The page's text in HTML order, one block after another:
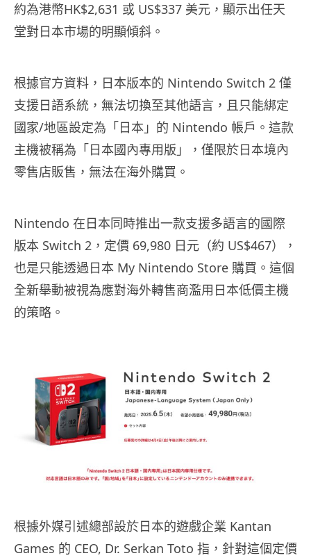
約為港幣HK$2,631 或 US$337 美元，顯示出任天
堂對日本市場的明顯傾斜。
根據官方資料，日本版本的 Nintendo Switch 2 僅
支援日語系統，無法切換至其他語言，且只能綁定
國家/地區設定為「日本」的 Nintendo 帳戶。這款
主機被稱為「日本國內專用版」，僅限於日本境內
零售店販售，無法在海外購買。
Nintendo 在日本同時推出一款支援多語言的國際
版本 Switch 2，定價 69,980 日元（約 US$467），
也是只能透過日本 My Nintendo Store 購買。這個
全新舉動被視為應對海外轉售商濫用日本低價主機
的策略。
根據外媒引述總部設於日本的遊戲企業 Kantan
Games 的 CEO, Dr. Serkan Toto 指，針對這個定價